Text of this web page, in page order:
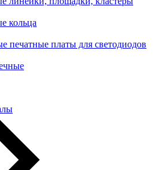
кольца
печатные платы для светодиодов